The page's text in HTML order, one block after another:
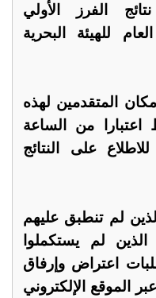
الفرز الأولي
للهيئة البحرية
المتقدمين لهذه
اعتبارا من الساعة
على النتائج
لم تنطبق عليهم
لم يستكملوا
اعتراض وإرفاق
الموقع الإلكتروني